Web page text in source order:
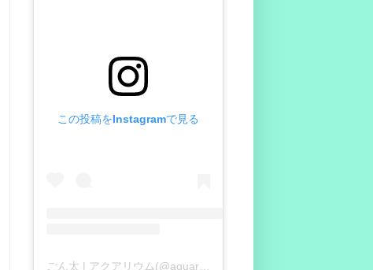
この投稿をInstagramで見る